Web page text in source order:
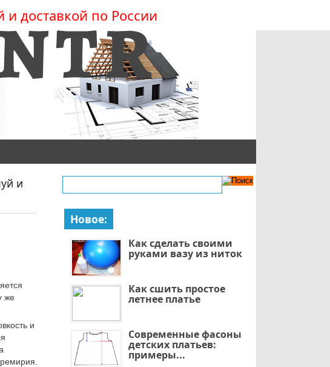
и доставкой по России
и
же
и
Новое:
Как сделать своими
руками вазу из ниток
Как сшить простое
летнее платье
Современные фасоны
детских платьев:
примеры...